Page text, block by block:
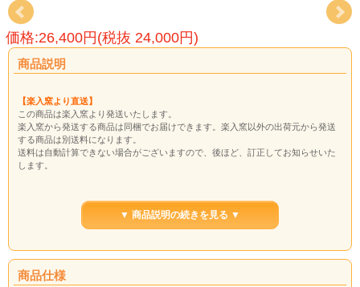
価格:26,400円(税抜 24,000円)
商品説明
【楽入窯より直送】
この商品は楽入窯より発送いたします。
楽入窯から発送する商品は同梱でお届けできます。楽入窯以外の出荷元から発送
する商品は別送料になります。
送料は自動計算できない場合がございますので、後ほど、訂正してお知らせいた
します。
【サイズ】 径11.5cm ×高8.5cm
日にちを頂戴いたします。
ご注文承り後にメールで、納期をご連絡いたしますので、必ずご確認ください。
▼ 商品説明の続きを見る ▼
商品仕様